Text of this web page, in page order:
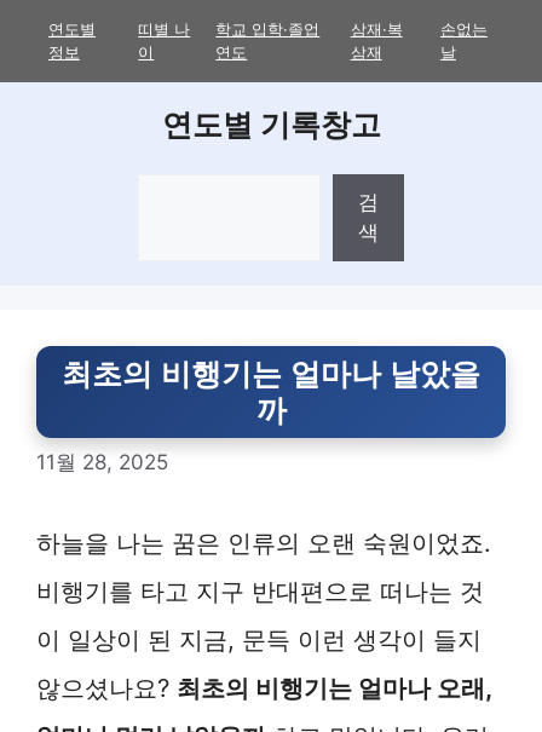
연도별
정보
띠별 나
이
학교 입학·졸업
연도
삼재·복
삼재
손없는
날
연도별 기록창고
검
색
최초의 비행기는 얼마나 날았을
까
11월 28, 2025
하늘을 나는 꿈은 인류의 오랜 숙원이었죠.
비행기를 타고 지구 반대편으로 떠나는 것
이 일상이 된 지금, 문득 이런 생각이 들지
않으셨나요? 최초의 비행기는 얼마나 오래,